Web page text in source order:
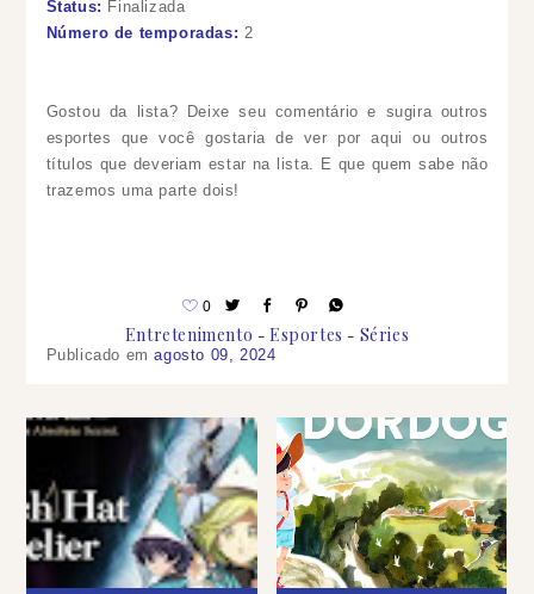
Status: Finalizada
Número de temporadas: 2
Gostou da lista? Deixe seu comentário e sugira outros
esportes que você gostaria de ver por aqui ou outros
títulos que deveriam estar na lista. E que quem sabe não
trazemos uma parte dois!
0
Entretenimento Esportes Séries
Publicado emagosto 09, 2024